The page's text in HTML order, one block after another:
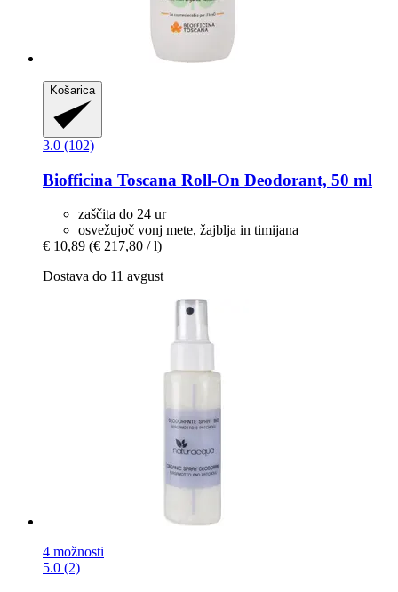
Košarica
3.0 (102)
Biofficina Toscana Roll-​On Deodorant, 50 ml
zaščita do 24 ur
osvežujoč vonj mete, žajblja in timijana
€ 10,89 (€ 217,80 / l)
Dostava do 11 avgust
4 možnosti
5.0 (2)